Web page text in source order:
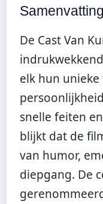
Samenvatting
De Cast Van
elk hun
snelle feiten
blijkt dat de
van humor,
diepgang. De